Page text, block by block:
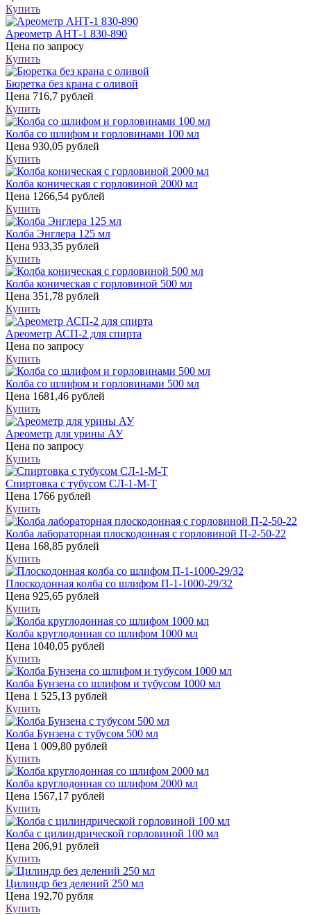
Купить
Ареометр АНТ-1 830-890
Цена по запросу
Купить
Бюретка без крана с оливой
Цена 716,7 рублей
Купить
Колба со шлифом и горловинами 100 мл
Цена 930,05 рублей
Купить
Колба коническая с горловиной 2000 мл
Цена 1266,54 рублей
Купить
Колба Энглера 125 мл
Цена 933,35 рублей
Купить
Колба коническая с горловиной 500 мл
Цена 351,78 рублей
Купить
Ареометр АСП-2 для спирта
Цена по запросу
Купить
Колба со шлифом и горловинами 500 мл
Цена 1681,46 рублей
Купить
Ареометр для урины АУ
Цена по запросу
Купить
Спиртовка с тубусом СЛ-1-М-Т
Цена 1766 рублей
Купить
Колба лабораторная плоскодонная с горловиной П-2-50-22
Цена 168,85 рублей
Купить
Плоскодонная колба со шлифом П-1-1000-29/32
Цена 925,65 рублей
Купить
Колба круглодонная со шлифом 1000 мл
Цена 1040,05 рублей
Купить
Колба Бунзена со шлифом и тубусом 1000 мл
Цена 1 525,13 рублей
Купить
Колба Бунзена с тубусом 500 мл
Цена 1 009,80 рублей
Купить
Колба круглодонная со шлифом 2000 мл
Цена 1567,17 рублей
Купить
Колба с цилиндрической горловиной 100 мл
Цена 206,91 рублей
Купить
Цилиндр без делений 250 мл
Цена 192,70 рубля
Купить